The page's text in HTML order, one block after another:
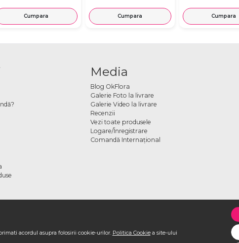
acordul asupra folosirii cookie-urilor. Politica Cookiea site-ului
Cumpara Cumpara Cumpara
Media
Blog OkFlora
Galerie Foto la livrare
Galerie Video la livrare
Recenzii
Vezi toate produsele
Logare/Înregistrare
Comandă Internațional